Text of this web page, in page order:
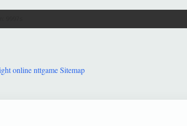
onlinenttgameSitemap